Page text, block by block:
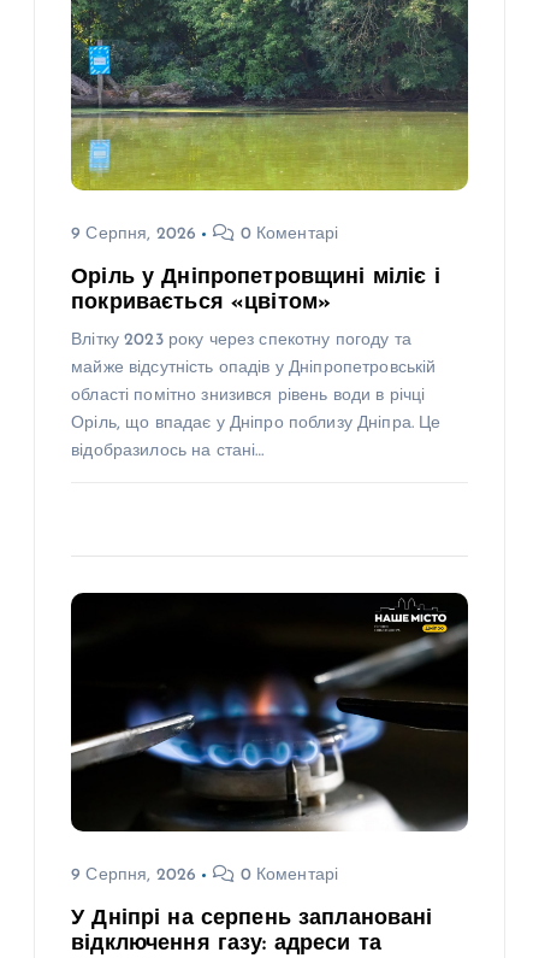
9 Серпня, 2026 0 Коментарі
Оріль у Дніпропетровщині міліє і
покривається «цвітом»
Влітку 2023 року через спекотну погоду та
майже відсутність опадів у Дніпропетровській
області помітно знизився рівень води в річці
Оріль, що впадає у Дніпро поблизу Дніпра. Це
відобразилось на стані…
9 Серпня, 2026 0 Коментарі
У Дніпрі на серпень заплановані
відключення газу: адреси та